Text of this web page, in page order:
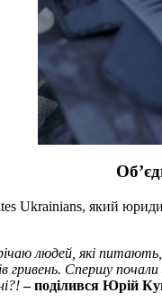
Ukrainians, який
людей, які
гривень. Спершу
– поділився Юрій